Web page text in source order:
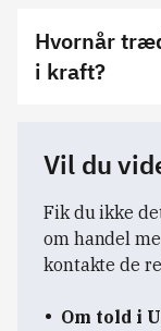
Hvornår
i kraft?
Vil du
Fik du ikke
om handel
kontakte de
Om told i